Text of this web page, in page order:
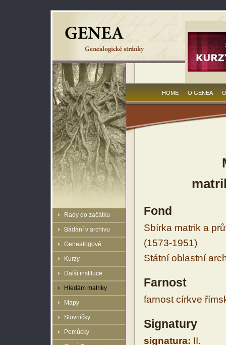
Rady do začátku
Bádání v archivu
Genealogové
Kurzy
Další instituce
Hledám matriky
Mapy
Slovníčky
Pomůcky
HOME O GENEA
Fond
Sbírka matrik a
(1573-1951)
Státní oblastní
Farnost
farnost církve
Signatury
signatura: II.